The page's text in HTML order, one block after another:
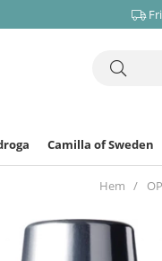
Camilla of Sweden
Hem